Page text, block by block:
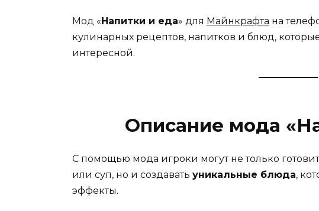
Мод «Напитки и еда» для Майнкрафта на
кулинарных рецептов, напитков и блюд,
интересной.
Описание мода
С помощью мода игроки могут не только
или суп, но и создавать уникальные блюда,
эффекты.